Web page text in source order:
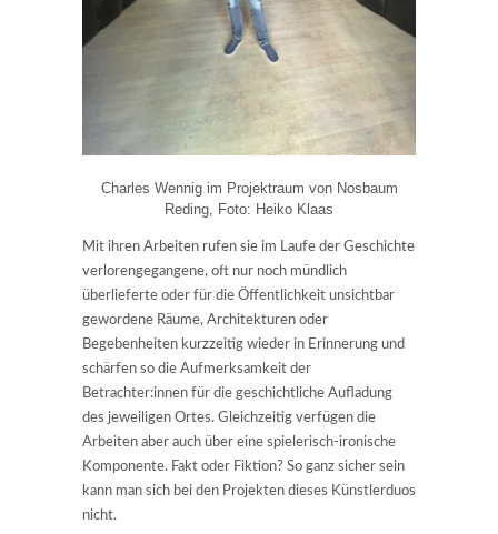
Charles Wennig im Projektraum von Nosbaum
Reding, Foto: Heiko Klaas
Mit ihren Arbeiten rufen sie im Laufe der Geschichte
verlorengegangene, oft nur noch mündlich
überlieferte oder für die Öffentlichkeit unsichtbar
gewordene Räume, Architekturen oder
Begebenheiten kurzzeitig wieder in Erinnerung und
schärfen so die Aufmerksamkeit der
Betrachter:innen für die geschichtliche Aufladung
des jeweiligen Ortes. Gleichzeitig verfügen die
Arbeiten aber auch über eine spielerisch-ironische
Komponente. Fakt oder Fiktion? So ganz sicher sein
kann man sich bei den Projekten dieses Künstlerduos
nicht.